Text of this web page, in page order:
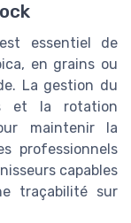
essentiel de
en grains ou
La gestion du
et la rotation
maintenir la
professionnels
capables
traçabilité sur